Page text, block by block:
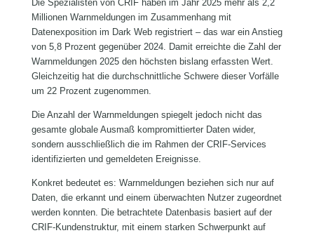
Die Spezialisten von CRIF haben im Jahr 2025 mehr als 2,2
Millionen Warnmeldungen im Zusammenhang mit
Datenexposition im Dark Web registriert – das war ein Anstieg
von 5,8 Prozent gegenüber 2024. Damit erreichte die Zahl der
Warnmeldungen 2025 den höchsten bislang erfassten Wert.
Gleichzeitig hat die durchschnittliche Schwere dieser Vorfälle
um 22 Prozent zugenommen.
Die Anzahl der Warnmeldungen spiegelt jedoch nicht das
gesamte globale Ausmaß kompromittierter Daten wider,
sondern ausschließlich die im Rahmen der CRIF‑Services
identifizierten und gemeldeten Ereignisse.
Konkret bedeutet es: Warnmeldungen beziehen sich nur auf
Daten, die erkannt und einem überwachten Nutzer zugeordnet
werden konnten. Die betrachtete Datenbasis basiert auf der
CRIF‑Kundenstruktur, mit einem starken Schwerpunkt auf